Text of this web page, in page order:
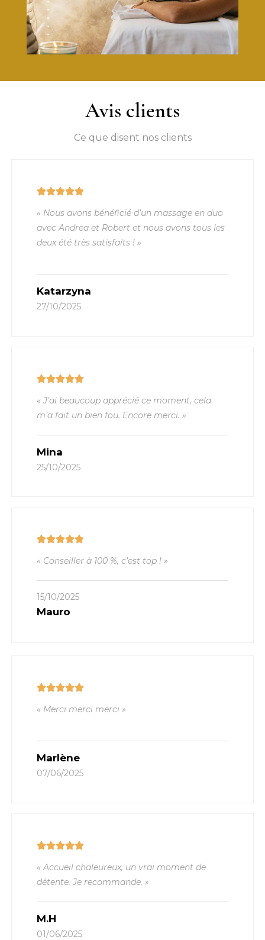
Avis clients
Ce que disent nos clients
« Nous avons bénéficié d’un massage en duo
avec Andrea et Robert et nous avons tous les
deux été très satisfaits ! »
Katarzyna
27/10/2025
« J’ai beaucoup apprécié ce moment, cela
m’a fait un bien fou. Encore merci. »
Mina
25/10/2025
« Conseiller à 100 %, c’est top ! »
15/10/2025
Mauro
« Merci merci merci »
Marlène
07/06/2025
« Accueil chaleureux, un vrai moment de
détente. Je recommande. »
M.H
01/06/2025